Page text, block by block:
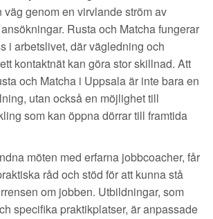
genom en virvlande ström av
Rusta och Matcha fungerar
i arbetslivet, där vägledning och
kontaktnät kan göra stor skillnad. Att
och Matcha i Uppsala är inte bara en
utan också en möjlighet till
som kan öppna dörrar till framtida
möten med erfarna jobbcoacher, får
råd och stöd för att kunna stå
om jobben. Utbildningar, som
specifika praktikplatser, är anpassade